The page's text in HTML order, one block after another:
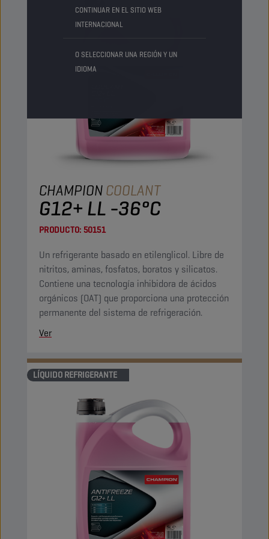
CONTINUAR EN EL SITIO WEB
INTERNACIONAL
O SELECCIONAR UNA REGIÓN Y UN
IDIOMA
CHAMPIONCOOLANT
G12+ LL -36°C
PRODUCTO: 50151
Un refrigerante basado en etilenglicol. Libre de
nitritos, aminas, fosfatos, boratos y silicatos.
Contiene una tecnología inhibidora de ácidos
orgánicos (OAT) que proporciona una protección
permanente del sistema de refrigeración.
Ver
LÍQUIDO REFRIGERANTE